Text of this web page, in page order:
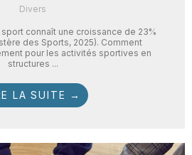
Divers
connaît une croissance de 23%
des Sports, 2025). Comment
pour les activités sportives en
structures ...
LA SUITE →